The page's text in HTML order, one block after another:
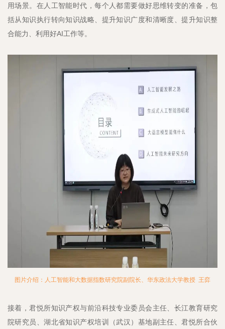
用场景。在人工智能时代，每个人都需要做好思维转变的准备，包
括从知识执行转向知识战略、提升知识广度和清晰度、提升知识整
合能力、利用好AI工作等。
图片介绍：人工智能和大数据指数研究院副院长、华东政法大学教授 王弈
接着，君悦所知识产权与前沿科技专业委员会主任、长江教育研究
院研究员、湖北省知识产权培训（武汉）基地副主任、君悦所合伙